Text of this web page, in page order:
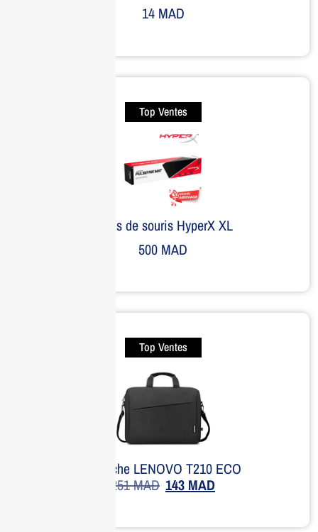
14MAD
Top Ventes
Tapis de souris HyperX XL
500 MAD
Top Ventes
Sacoche LENOVO T210 ECO
251MAD 143 MAD